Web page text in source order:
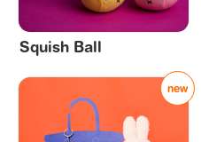
Squish Ball